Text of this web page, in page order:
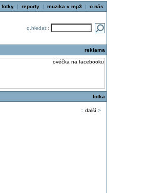
fotky| reporty| muzika v mp3 | o nás
q.hledat::
reklama
fotka
:: další>